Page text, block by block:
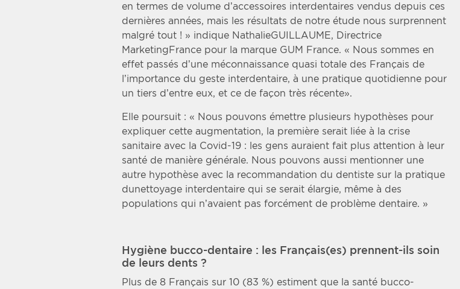
en termes de volume d’accessoires interdentaires vendus depuis ces
dernières années, mais les résultats de notre étude nous surprennent
malgré tout ! » indique NathalieGUILLAUME, Directrice
MarketingFrance pour la marque GUM France. « Nous sommes en
effet passés d’une méconnaissance quasi totale des Français de
l’importance du geste interdentaire, à une pratique quotidienne pour
un tiers d’entre eux, et ce de façon très récente».
Elle poursuit : « Nous pouvons émettre plusieurs hypothèses pour
expliquer cette augmentation, la première serait liée à la crise
sanitaire avec la Covid-19 : les gens auraient fait plus attention à leur
santé de manière générale. Nous pouvons aussi mentionner une
autre hypothèse avec la recommandation du dentiste sur la pratique
dunettoyage interdentaire qui se serait élargie, même à des
populations qui n’avaient pas forcément de problème dentaire. »
Hygiène bucco-dentaire : les Français(es) prennent-ils soin
de leurs dents ?
Plus de 8 Français sur 10 (83 %) estiment que la santé bucco-